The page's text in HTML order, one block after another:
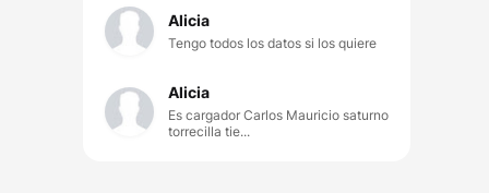
Alicia
Tengo todos los datos si los quiere
Alicia
Es cargador Carlos Mauricio saturno
torrecilla tie...